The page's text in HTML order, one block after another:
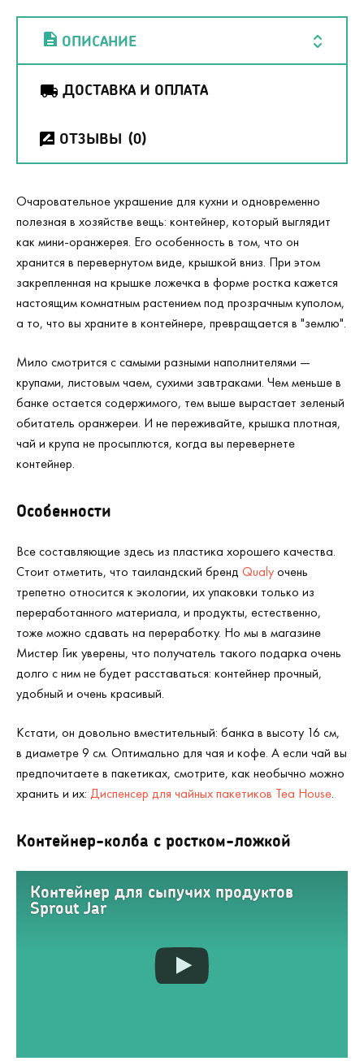
ОПИСАНИЕ
ДОСТАВКА И ОПЛАТА
ОТЗЫВЫ (0)
Очаровательное украшение для кухни и одновременно
полезная в хозяйстве вещь: контейнер, который выглядит
как мини-оранжерея. Его особенность в том, что он
хранится в перевернутом виде, крышкой вниз. При этом
закрепленная на крышке ложечка в форме ростка кажется
настоящим комнатным растением под прозрачным куполом,
а то, что вы храните в контейнере, превращается в "землю".
Мило смотрится с самыми разными наполнителями —
крупами, листовым чаем, сухими завтраками. Чем меньше в
банке остается содержимого, тем выше вырастает зеленый
обитатель оранжереи. И не переживайте, крышка плотная,
чай и крупа не просыплются, когда вы перевернете
контейнер.
Особенности
Все составляющие здесь из пластика хорошего качества.
Стоит отметить, что таиландский бренд Qualyочень
трепетно относится к экологии, их упаковки только из
переработанного материала, и продукты, естественно,
тоже можно сдавать на переработку. Но мы в магазине
Мистер Гик уверены, что получатель такого подарка очень
долго с ним не будет расставаться: контейнер прочный,
удобный и очень красивый.
Кстати, он довольно вместительный: банка в высоту 16 см,
в диаметре 9 см. Оптимально для чая и кофе. А если чай вы
предпочитаете в пакетиках, смотрите, как необычно можно
хранить и их: Диспенсер для чайных пакетиков Tea House.
Контейнер-колба с ростком-ложкой
Контейнер для сыпучих продуктов
Sprout Jar